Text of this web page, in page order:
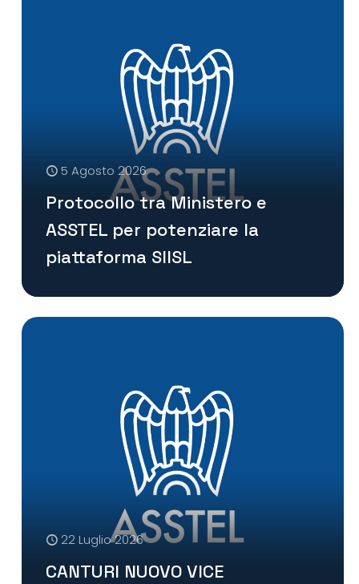
5 Agosto 2026
Protocollo tra Ministero e
ASSTEL per potenziare la
piattaforma SIISL
22 Luglio 2026
CANTURI NUOVO VICE